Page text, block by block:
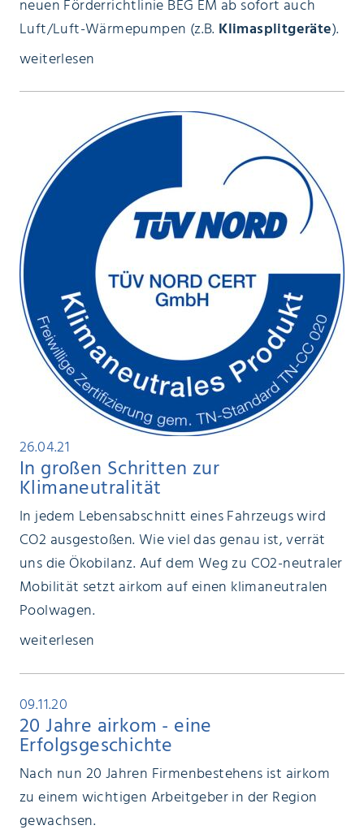
neuen Förderrichtlinie BEG EM ab sofort auch
Luft/Luft-Wärmepumpen (z.B. Klimasplitgeräte).
weiterlesen
26.04.21
In großen Schritten zur
Klimaneutralität
In jedem Lebensabschnitt eines Fahrzeugs wird
CO2 ausgestoßen. Wie viel das genau ist, verrät
uns die Ökobilanz. Auf dem Weg zu CO2-neutraler
Mobilität setzt airkom auf einen klimaneutralen
Poolwagen.
weiterlesen
09.11.20
20 Jahre airkom - eine
Erfolgsgeschichte
Nach nun 20 Jahren Firmenbestehens ist airkom
zu einem wichtigen Arbeitgeber in der Region
gewachsen.